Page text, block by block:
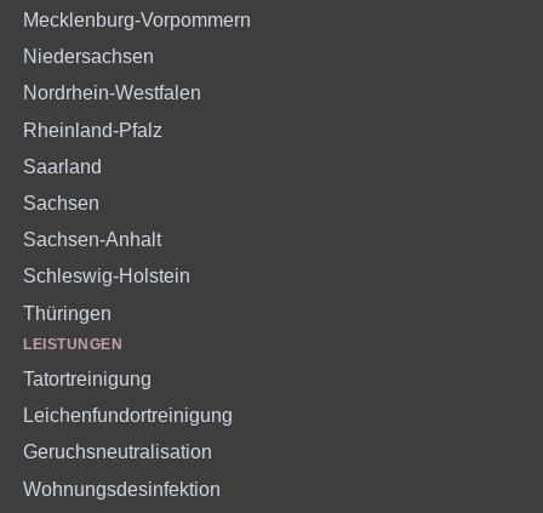
Mecklenburg-Vorpommern
Niedersachsen
Nordrhein-Westfalen
Rheinland-Pfalz
Saarland
Sachsen
Sachsen-Anhalt
Schleswig-Holstein
Thüringen
LEISTUNGEN
Tatortreinigung
Leichenfundortreinigung
Geruchsneutralisation
Wohnungsdesinfektion